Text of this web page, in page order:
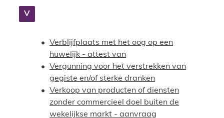
V
Verblijfplaats met het oog op een
huwelijk - attest van
Vergunning voor het verstrekken van
gegiste en/of sterke dranken
Verkoop van producten of diensten
zonder commercieel doel buiten de
wekelijkse markt - aanvraag